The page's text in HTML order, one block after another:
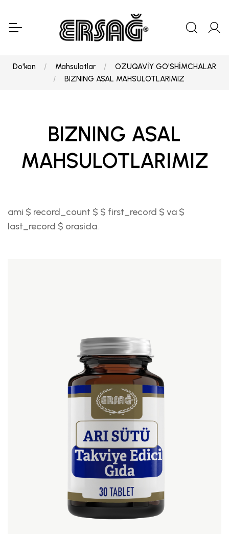
Do'kon Mahsulotlar
OZUQAVİY GO'SHİMCHALAR
BIZNING ASAL MAHSULOTLARIMIZ
BIZNING ASAL
MAHSULOTLARIMIZ
ami $ record_count $ $ first_record $ va $
last_record $ orasida.